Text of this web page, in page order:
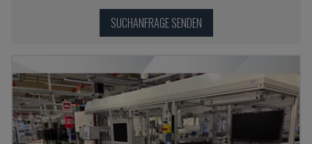
SUCHANFRAGE SENDEN